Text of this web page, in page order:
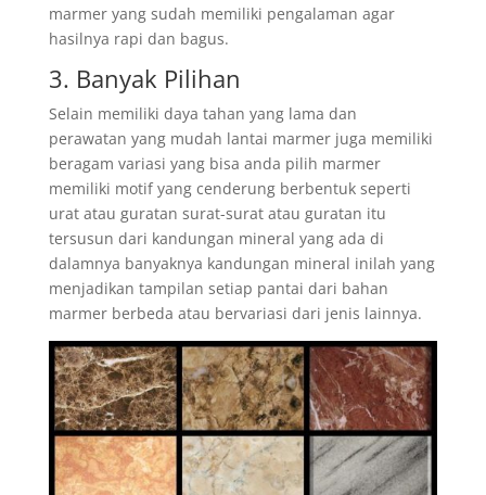
marmer yang sudah memiliki pengalaman agar
hasilnya rapi dan bagus.
3. Banyak Pilihan
Selain memiliki daya tahan yang lama dan
perawatan yang mudah lantai marmer juga memiliki
beragam variasi yang bisa anda pilih marmer
memiliki motif yang cenderung berbentuk seperti
urat atau guratan surat-surat atau guratan itu
tersusun dari kandungan mineral yang ada di
dalamnya banyaknya kandungan mineral inilah yang
menjadikan tampilan setiap pantai dari bahan
marmer berbeda atau bervariasi dari jenis lainnya.